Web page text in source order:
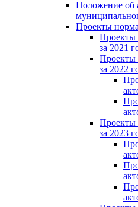
Положение об
Проекты
Проекты
за 2021
Проекты
за 2022
Проекты
за 2023